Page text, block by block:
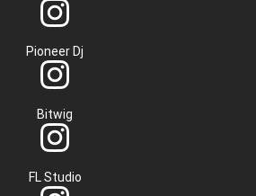
Pioneer Dj
Bitwig
FL Studio